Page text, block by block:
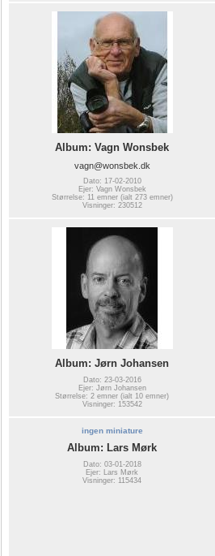
Album: Vagn Wonsbek
vagn@wonsbek.dk
Dato: 17-02-2010
Ejer: Vagn Wonsbek
Størrelse: 11 emner (ialt 273 emner)
Visninger: 230512
Album: Jørn Johansen
Dato: 23-03-2016
Ejer: Jørn Johansen
Størrelse: 2 emner (ialt 10 emner)
Visninger: 153542
ingen miniature
Album: Lars Mørk
Dato: 03-01-2018
Ejer: Lars Mørk
Visninger: 115434